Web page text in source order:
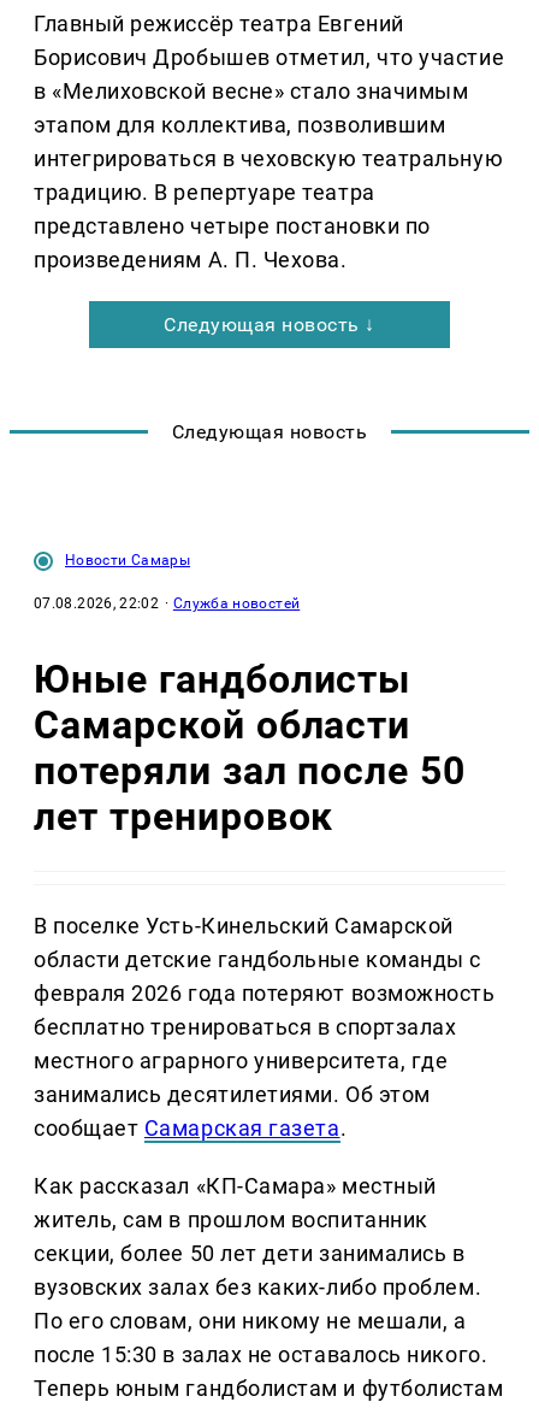
Главный режиссёр театра Евгений
Борисович Дробышев отметил, что участие
в «Мелиховской весне» стало значимым
этапом для коллектива, позволившим
интегрироваться в чеховскую театральную
традицию. В репертуаре театра
представлено четыре постановки по
произведениям А. П. Чехова.
Следующая новость ↓
Следующая новость
Новости Самары
07.08.2026, 22:02 · Служба новостей
Юные гандболисты
Самарской области
потеряли зал после 50
лет тренировок
В поселке Усть-Кинельский Самарской
области детские гандбольные команды с
февраля 2026 года потеряют возможность
бесплатно тренироваться в спортзалах
местного аграрного университета, где
занимались десятилетиями. Об этом
сообщает Самарская газета.
Как рассказал «КП-Самара» местный
житель, сам в прошлом воспитанник
секции, более 50 лет дети занимались в
вузовских залах без каких-либо проблем.
По его словам, они никому не мешали, а
после 15:30 в залах не оставалось никого.
Теперь юным гандболистам и футболистам